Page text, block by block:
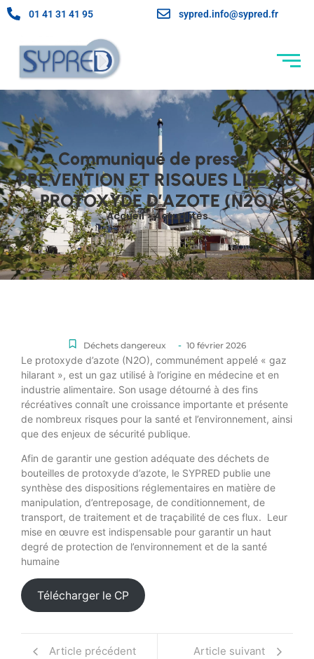
01 41 31 41 95 sypred.info@sypred.fr
Communiqué de presse :
PRÉVENTION ET RISQUES LIÉS AU
PROTOXYDE D’AZOTE (N2O)
Accueil > Actualités
Déchets dangereux - 10 février 2026
Le protoxyde d’azote (N2O), communément appelé « gaz
hilarant », est un gaz utilisé à l’origine en médecine et en
industrie alimentaire. Son usage détourné à des fins
récréatives connaît une croissance importante et présente
de nombreux risques pour la santé et l’environnement, ainsi
que des enjeux de sécurité publique.
Afin de garantir une gestion adéquate des déchets de
bouteilles de protoxyde d’azote, le SYPRED publie une
synthèse des dispositions réglementaires en matière de
manipulation, d’entreposage, de conditionnement, de
transport, de traitement et de traçabilité de ces flux. Leur
mise en œuvre est indispensable pour garantir un haut
degré de protection de l’environnement et de la santé
humaine
Télécharger le CP
Article précédent Article suivant